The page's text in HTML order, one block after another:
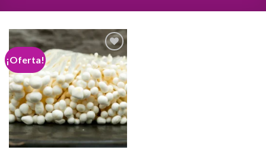
¡Oferta!
Add to
wishlist